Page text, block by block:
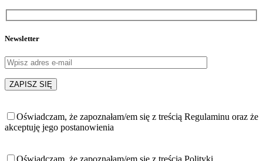
Newsletter
Oświadczam, że zapoznałam/em się z treścią Regulaminu oraz że
akceptuję jego postanowienia
Oświadczam, że zapoznałam/em się z treścią Polityki